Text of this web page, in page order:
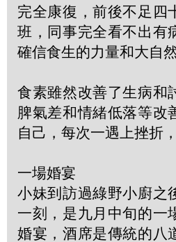
完全康復，前後不足四
班，同事完全看不出有
確信食生的力量和大自
食素雖然改善了生病和
脾氣差和情緒低落等改
自己，每次一遇上挫折
一場婚宴
小妹到訪過綠野小廚之
一刻，是九月中旬的一
婚宴，酒席是傳統的八